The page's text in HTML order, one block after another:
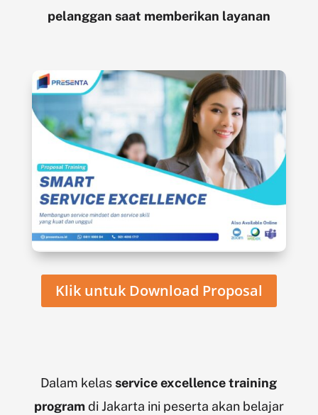
pelanggan saat memberikan layanan
Klik untuk Download Proposal
Dalam kelasservice excellence training
programdi Jakarta ini peserta akan belajar